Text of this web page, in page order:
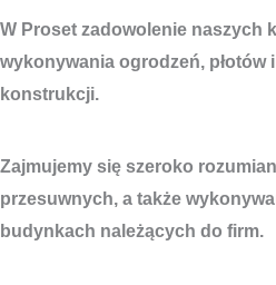
W Proset zadowolenie naszych
wykonywania ogrodzeń, płotów
konstrukcji.
Zajmujemy się szeroko
przesuwnych, a także
budynkach należących do firm.